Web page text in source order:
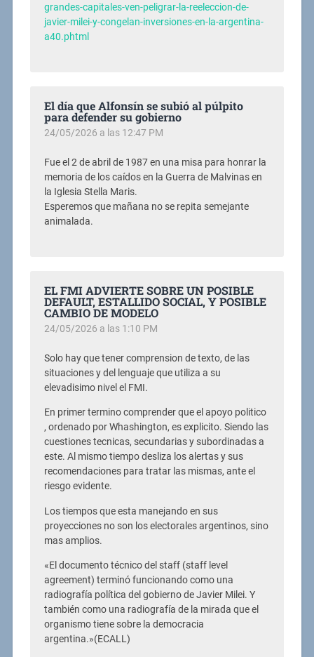
grandes-capitales-ven-peligrar-la-reeleccion-de-
javier-milei-y-congelan-inversiones-en-la-argentina-
a40.phtml
El día que Alfonsín se subió al púlpito
para defender su gobierno
24/05/2026 a las 12:47 PM
Fue el 2 de abril de 1987 en una misa para honrar la
memoria de los caídos en la Guerra de Malvinas en
la Iglesia Stella Maris.
Esperemos que mañana no se repita semejante
animalada.
EL FMI ADVIERTE SOBRE UN POSIBLE
DEFAULT, ESTALLIDO SOCIAL, Y POSIBLE
CAMBIO DE MODELO
24/05/2026 a las 1:10 PM
Solo hay que tener comprension de texto, de las
situaciones y del lenguaje que utiliza a su
elevadisimo nivel el FMI.
En primer termino comprender que el apoyo politico
, ordenado por Whashington, es explicito. Siendo las
cuestiones tecnicas, secundarias y subordinadas a
este. Al mismo tiempo desliza los alertas y sus
recomendaciones para tratar las mismas, ante el
riesgo evidente.
Los tiempos que esta manejando en sus
proyecciones no son los electorales argentinos, sino
mas amplios.
«El documento técnico del staff (staff level
agreement) terminó funcionando como una
radiografía política del gobierno de Javier Milei. Y
también como una radiografía de la mirada que el
organismo tiene sobre la democracia
argentina.»(ECALL)